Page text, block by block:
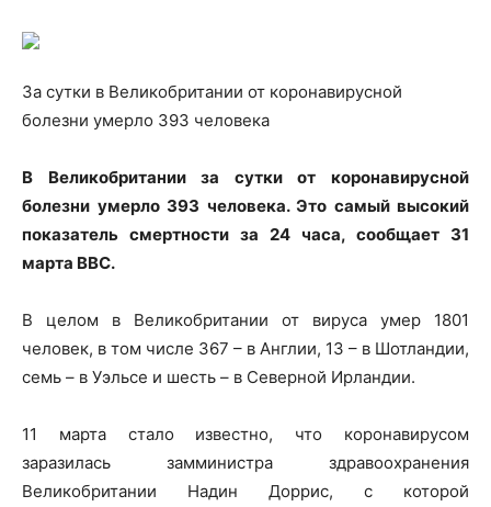
За сутки в Великобритании от коронавирусной
болезни умерло 393 человека
В Великобритании за сутки от коронавирусной
болезни умерло 393 человека. Это самый высокий
показатель смертности за 24 часа, сообщает 31
марта BBC.
В целом в Великобритании от вируса умер 1801
человек, в том числе 367 – в Англии, 13 – в Шотландии,
семь – в Уэльсе и шесть – в Северной Ирландии.
11 марта стало известно, что коронавирусом
заразилась замминистра здравоохранения
Великобритании Надин Доррис, с которой